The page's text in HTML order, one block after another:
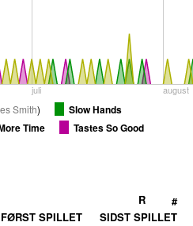
juli august
Smith)
Slow Hands
Time Tastes So Good
FØRST SPILLET
SIDST SPILLET
R #